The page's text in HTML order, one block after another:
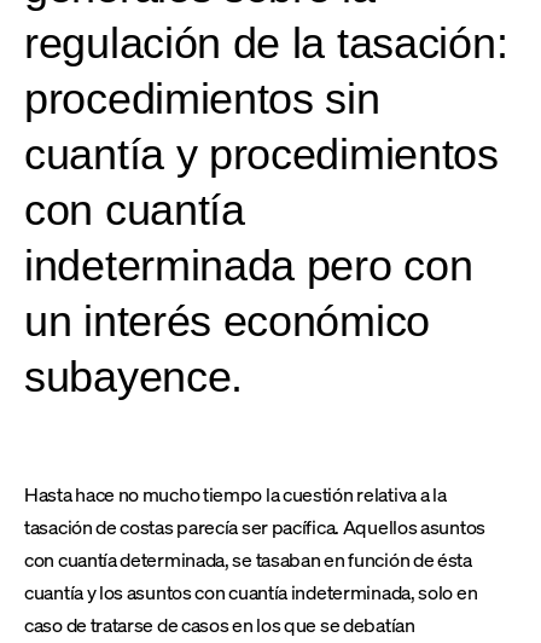
regulación de la tasación:
procedimientos sin
cuantía y procedimientos
con cuantía
indeterminada pero con
un interés económico
subayence.
Hasta hace no mucho tiempo la cuestión relativa a la
tasación de costas parecía ser pacífica. Aquellos asuntos
con cuantía determinada, se tasaban en función de ésta
cuantía y los asuntos con cuantía indeterminada, solo en
caso de tratarse de casos en los que se debatían